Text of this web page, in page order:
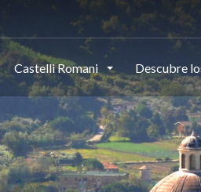
Castelli Romani Descubre